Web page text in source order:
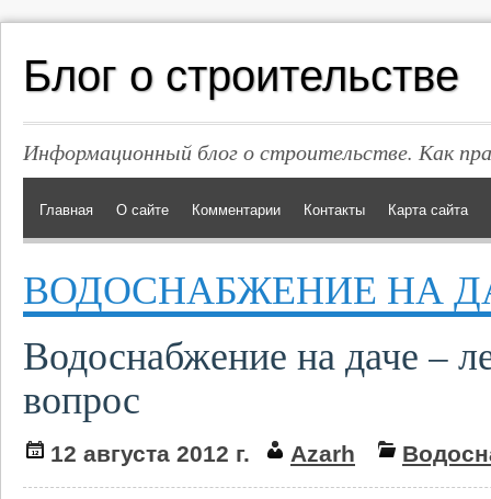
Блог о строительстве
Информационный блог о строительстве. Как
Главная О сайте Комментарии Контакты Карта сайта
ВОДОСНАБЖЕНИЕ НА
Водоснабжение на даче –
вопрос
12 августа 2012 г. Azarh